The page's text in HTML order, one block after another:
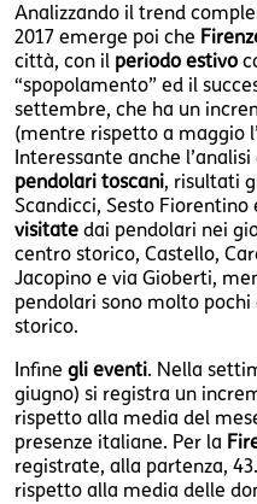
Analizzando il trend
2017 emerge poi che
città, con il periodo estivo
“spopolamento” ed il
settembre, che ha un
(mentre rispetto a maggio
Interessante anche l’analisi
pendolari toscani, risultati
Scandicci, Sesto Fiorentino
visitate dai pendolari nei
centro storico, Castello,
Jacopino e via Gioberti,
pendolari sono molto
storico.
Infine gli eventi. Nella
giugno) si registra un
rispetto alla media del
presenze italiane. Per la
registrate, alla partenza,
rispetto alla media delle